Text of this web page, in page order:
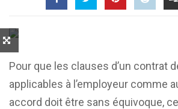
Pour que les clauses d’un contrat
applicables à l’employeur comme
accord doit être sans équivoque,